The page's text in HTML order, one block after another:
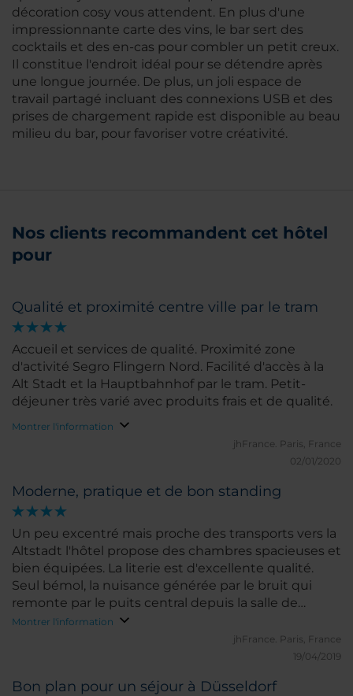
décoration cosy vous attendent. En plus d'une
impressionnante carte des vins, le bar sert des
cocktails et des en-cas pour combler un petit creux.
Il constitue l'endroit idéal pour se détendre après
une longue journée. De plus, un joli espace de
travail partagé incluant des connexions USB et des
prises de chargement rapide est disponible au beau
milieu du bar, pour favoriser votre créativité.
Nos clients recommandent cet hôtel
pour
Qualité et proximité centre ville par le tram
Accueil et services de qualité. Proximité zone
d'activité Segro Flingern Nord. Facilité d'accès à la
Alt Stadt et la Hauptbahnhof par le tram. Petit-
déjeuner très varié avec produits frais et de qualité.
Montrer l'information
jhFrance.
Paris, France
02/01/2020
Moderne, pratique et de bon standing
Un peu excentré mais proche des transports vers la
Altstadt l'hôtel propose des chambres spacieuses et
bien équipées. La literie est d'excellente qualité.
Seul bémol, la nuisance générée par le bruit qui
remonte par le puits central depuis la salle de
restaurant et le hall. Ma chambre étant située en
début de couloir je percevais bien ce brouhaha.
Montrer l'information
jhFrance.
Paris, France
19/04/2019
Bon plan pour un séjour à Düsseldorf